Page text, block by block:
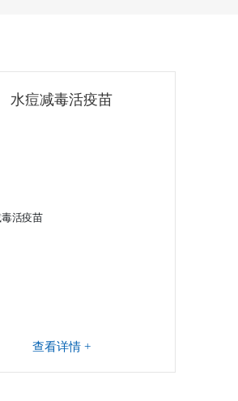
水痘减毒活疫苗
查看详情 +